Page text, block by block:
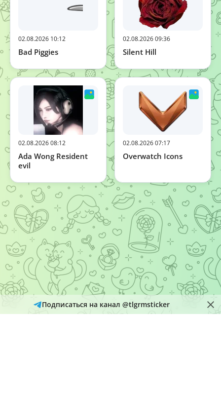
02.08.2026 10:12
Bad Piggies
02.08.2026 09:36
Silent Hill
02.08.2026 08:12
Ada Wong Resident
evil
02.08.2026 07:17
Overwatch Icons
Подписаться на канал @tlgrmsticker